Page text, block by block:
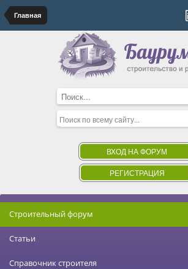
Главная
ВХОД НА ФОРУМ
РЕГИСТРАЦИЯ
Строительный форум
Статьи
Справочник строителя